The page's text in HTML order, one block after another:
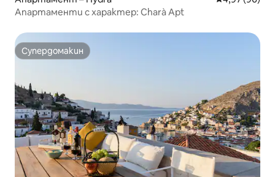
Апартаменти с характер: Charà Apt
Супердомакин
Супердомакин